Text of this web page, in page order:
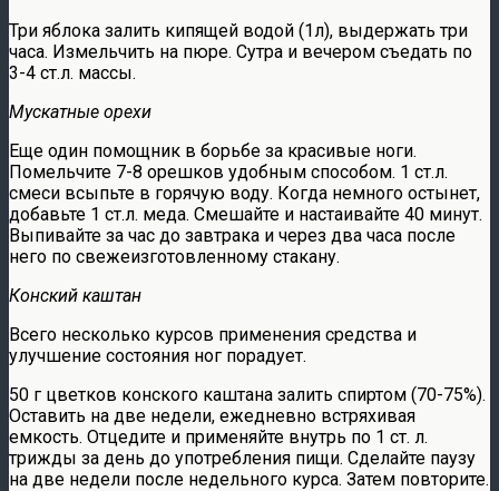
Три яблока залить кипящей водой (1л), выдержать три
часа. Измельчить на пюре. Сутра и вечером съедать по
3-4 ст.л. массы.
Мускатные орехи
Еще один помощник в борьбе за красивые ноги.
Помельчите 7-8 орешков удобным способом. 1 ст.л.
смеси всыпьте в горячую воду. Когда немного остынет,
добавьте 1 ст.л. меда. Смешайте и настаивайте 40 минут.
Выпивайте за час до завтрака и через два часа после
него по свежеизготовленному стакану.
Конский каштан
Всего несколько курсов применения средства и
улучшение состояния ног порадует.
50 г цветков конского каштана залить спиртом (70-75%).
Оставить на две недели, ежедневно встряхивая
емкость. Отцедите и применяйте внутрь по 1 ст. л.
трижды за день до употребления пищи. Сделайте паузу
на две недели после недельного курса. Затем повторите.